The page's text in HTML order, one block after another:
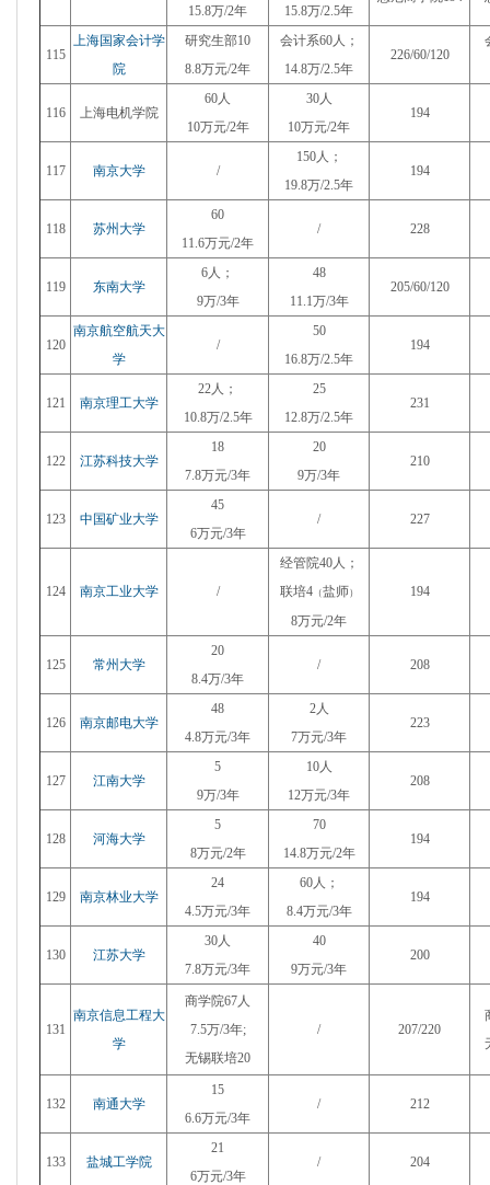
15.8万/2年 15.8万/2.5年
115
上海国家会计学
院
研究生部10
8.8万元/2年
会计系60人；
14.8万/2.5年
226/60/120
116 上海电机学院
60人
10万元/2年
30人
10万元/2年
194
117 南京大学 /
150人；
19.8万/2.5年
194
118 苏州大学
60
11.6万元/2年
/ 228
119 东南大学
6人；
9万/3年
48
11.1万/3年
205/60/120
120
南京航空航天大
学
/
50
16.8万/2.5年
194
121 南京理工大学
22人；
10.8万/2.5年
25
12.8万/2.5年
231
122 江苏科技大学
18
7.8万元/3年
20
9万/3年
210
123 中国矿业大学
45
6万元/3年
/ 227
124 南京工业大学 /
经管院40人；
联培4（盐师）
8万元/2年
194
125 常州大学
20
8.4万/3年
/ 208
126 南京邮电大学
48
4.8万元/3年
2人
7万元/3年
223
127 江南大学
5
9万/3年
10人
12万元/3年
208
128 河海大学
5
8万元/2年
70
14.8万元/2年
194
129 南京林业大学
24
4.5万元/3年
60人；
8.4万元/3年
194
130 江苏大学
30人
7.8万元/3年
40
9万元/3年
200
131
南京信息工程大
学
商学院67人
7.5万/3年;
无锡联培20
/ 207/220
132 南通大学
15
6.6万元/3年
/ 212
133 盐城工学院
21
6万元/3年
/ 204